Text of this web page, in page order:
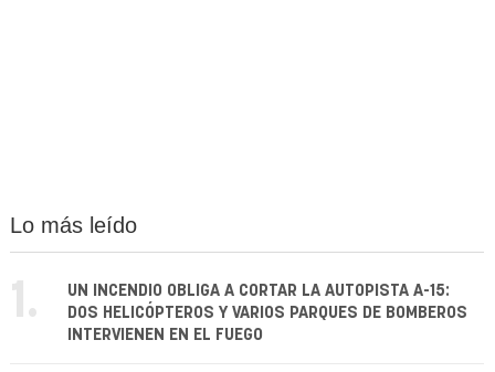
Lo más leído
1.
UN INCENDIO OBLIGA A CORTAR LA AUTOPISTA A-15:
DOS HELICÓPTEROS Y VARIOS PARQUES DE BOMBEROS
INTERVIENEN EN EL FUEGO